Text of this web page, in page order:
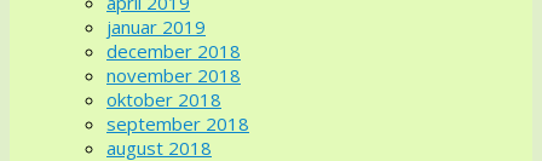
januar 2019
december 2018
november 2018
oktober 2018
september 2018
august 2018